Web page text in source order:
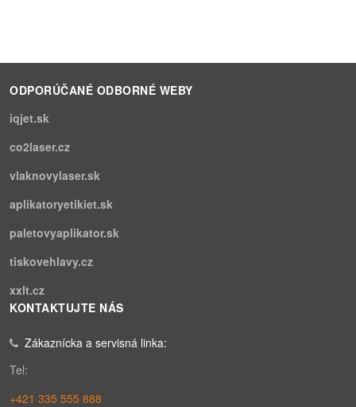
ODPORÚČANÉ ODBORNÉ WEBY
iqjet.sk
co2laser.cz
vlaknovylaser.sk
aplikatoryetikiet.sk
paletovyaplikator.sk
tiskovehlavy.cz
xxlt.cz
KONTAKTUJTE NÁS
Zákaznícka a servisná linka:
Tel:
+421 335 555 888